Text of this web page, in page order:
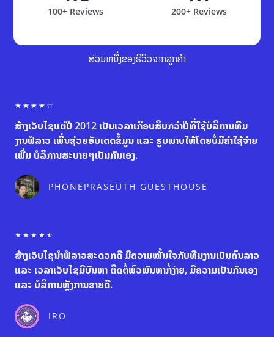
100+ Reviews 200+ Reviews
ສ່ວນຫນຶ່ງຂອງຣີວິວຈາກລູກຄ້າ
☆ ☆ ☆ ☆ ☆
t
e
4
u
ສ້າງເວັບໄຊແຕ່ປີ 2012 ເປັນເວລາເກືອບສິບກວ່າປີທີ່ໃຊ້ບໍລິການທີມ
ງານຟໍລາວ ເພີ່ນຊ່ວຍອັບເດດຂໍ້ມູນ ແລະ ຮູບພາບໃຫ້ໂດຍບໍ່ມີຄ່າໃຊ້ຈ່າຍ
ເພີ່ມ ບໍລິການສະບາຍໆເປັນກັນເອງ.
PHONEPRASEUTH GUESTHOUSE
☆ ☆ ☆ ☆ ☆
t
e
4
5
o
ສ້າງເວັບໄຊນຳຟໍລາວສະດວກດີ ມີຄວາມໝັ້ນໃຈກັບທີມງານເປັນຄົນລາວ
ແລະ ເວລາເວັບໄຊມີບັນຫາ ຕິດຕໍ່ພົວພັນຫາກໍ່ງ່າຍ, ມີຄວາມເປັນກັນເອງ
ແລະ ບໍລິການຫຼັງການຂາຍດີ.
IRO